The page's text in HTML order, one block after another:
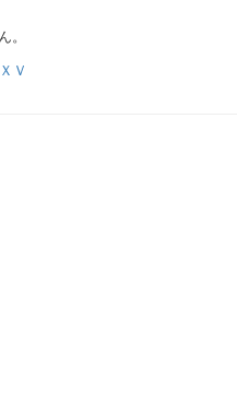
。
Ｖ